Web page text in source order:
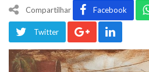
Compartilhar Facebook
Twitter